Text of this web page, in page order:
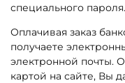
специального пароля.
Оплачивая заказ
получаете
электронной почты.
картой на сайте, Вы